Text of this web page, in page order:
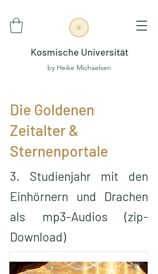
Kosmische Universität
by Heike Michaelsen
Die Goldenen
Zeitalter &
Sternenportale
3. Studienjahr mit den
Einhörnern und Drachen
als mp3-Audios (zip-
Download)